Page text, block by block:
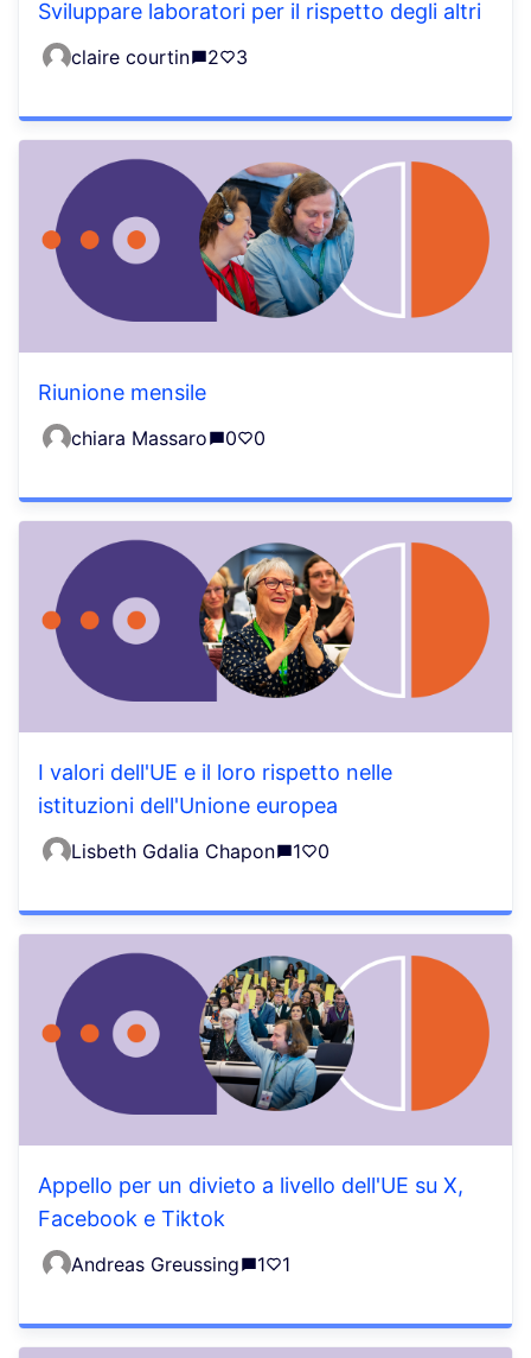
Sviluppare laboratori per il rispetto degli altri
claire courtin 2 3
Riunione mensile
chiara Massaro 0 0
I valori dell'UE e il loro rispetto nelle
istituzioni dell'Unione europea
Lisbeth Gdalia Chapon 1 0
Appello per un divieto a livello dell'UE su X,
Facebook e Tiktok
Andreas Greussing 1 1